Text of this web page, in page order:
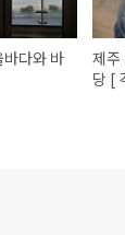
다와 바
제주
당 [